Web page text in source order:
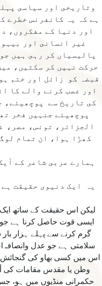
وتاريخى اور سياسى
ہے كہ يہ كانفرنس خطرے
اور دنيا كے مفكروں،
غير انسانى اور
پاليسياں كر رہى ہيں
حركت نہيں كر سكتيں،
قبضہ كو زائل اور ختم
اور غصب كرنے والے كا
كى تاريخ سے پوچھيئے،
پوچھيئے جنہيں فخر
الجزائر، تونس، مصر،
كھڑا ہوا، ان تمام
ہمارے عربى شاعر كے
يہ ايک دنيوى حقيقت
ليكن اس حقيقت كے ساتھ
ايسى قوت حاصل كرنا ہے جو
گرم كرنے سے پہلے ہزار
سلامتى ہے جو عدل وانصافـ
اس ميں كسى بھاو كى
وطن يا مقدس مقامات كى
حكمرانى منڈيوں ميں ہو،